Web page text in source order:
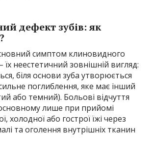
дефект зубів: як
симптом клиновидного
їх неестетичний зовнішній вигляд:
біля основи зуба утворюється
поглиблення, яке має інший
або темний). Больові відчуття
лише при прийомі
холодної або гострої їжі через
та оголення внутрішніх тканин